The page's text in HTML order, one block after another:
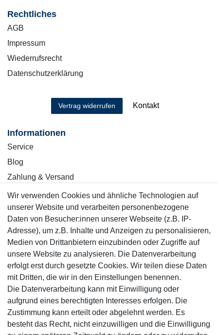
Rechtliches
AGB
Impressum
Wiederrufsrecht
Datenschutzerklärung
Vertrag widerrufen Kontakt
Informationen
Service
Blog
Zahlung & Versand
Sicher einkaufen
Mitglied
Motor-Fit
© Copyright 2026 | Alle Rechte vorbehalten.
Wir verwenden Cookies und ähnliche Technologien auf
unserer Website und verarbeiten personenbezogene
Daten von Besucher:innen unserer Webseite (z.B. IP-
Adresse), um z.B. Inhalte und Anzeigen zu personalisieren,
Medien von Drittanbietern einzubinden oder Zugriffe auf
unsere Website zu analysieren. Die Datenverarbeitung
erfolgt erst durch gesetzte Cookies. Wir teilen diese Daten
mit Dritten, die wir in den Einstellungen benennen.
Die Datenverarbeitung kann mit Einwilligung oder
aufgrund eines berechtigten Interesses erfolgen. Die
Zustimmung kann erteilt oder abgelehnt werden. Es
besteht das Recht, nicht einzuwilligen und die Einwilligung